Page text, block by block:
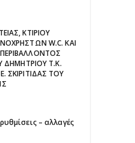
ΚΤΙΡΙΟΥ
W.C. ΚΑΙ
ΔΗΜΗΤΡΙΟΥ Τ.Κ.
ΣΚΙΡΙΤΙΔΑΣ ΤΟΥ
– αλλαγές